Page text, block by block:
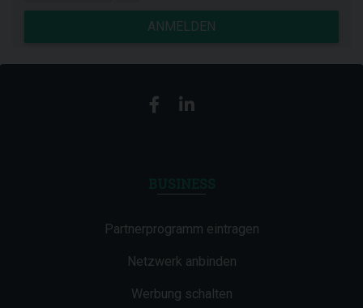
ANMELDEN
Partnerprogramm eintragen
Netzwerk anbinden
Werbung schalten